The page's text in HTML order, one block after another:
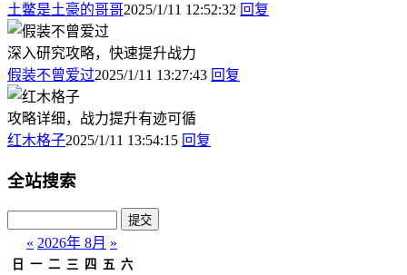
土鳖是土豪的哥哥2025/1/11 12:52:32 回复
深入研究攻略，快速提升战力
假装不曾爱过2025/1/11 13:27:43 回复
攻略详细，战力提升有迹可循
红木格子2025/1/11 13:54:15 回复
全站搜索
« 2026年 8月 »
日 一 二 三 四 五 六